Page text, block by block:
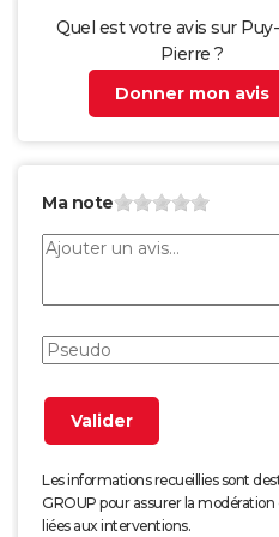
Quel est votre avis sur
Pierre ?
Donner mon avis
Ma note
Les informations recueillies sont
GROUP pour assurer la
liées aux interventions.